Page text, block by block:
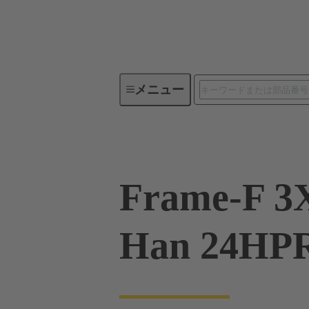
メニュー産業用コネクタ / Han®
Frame-F
Han